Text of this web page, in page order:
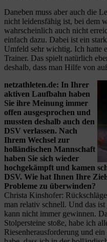
Daneben muss aber auch die
nicht leidensfähig ist, bei dem
wahrscheinlich auch nicht
einfach dazu. Dabei ist ein
Umfeld sehr wichtig. Ich hatte
Trainer. Das spielt natürlich
deshalb, dass man Hilfe von
netzathleten.de: In Ihrer
aktiven Laufbahn haben
Sie ihre Meinung immer
offen ausgesprochen und
mussten deshalb auch den
DSV verlassen. Nach
Ihrem Wechsel zur
holländischen Mannschaft
haben Sie sich wieder
hochgekämpft und kamen
DSV. Wie hat Ihnen Ihre
Probleme zu überwinden?
Christa Kinshofer:
man relativ schnell. Und das
kann nicht immer gewinnen.
Stolpersteine stoße, habe ich
Riesenherausforderung und